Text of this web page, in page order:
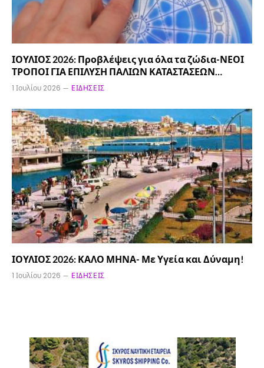
ΙΟΥΛΙΟΣ 2026: Προβλέψεις για όλα τα ζώδια-ΝΕΟΙ
ΤΡΟΠΟΙ ΓΙΑ ΕΠΙΛΥΣΗ ΠΑΛΙΩΝ ΚΑΤΑΣΤΑΣΕΩΝ…
1 Ιουλίου 2026 ΕΙΔΉΣΕΙΣ
ΙΟΥΛΙΟΣ 2026: ΚΑΛΟ ΜΗΝΑ- Με Υγεία και Δύναμη!
1 Ιουλίου 2026 ΕΙΔΉΣΕΙΣ